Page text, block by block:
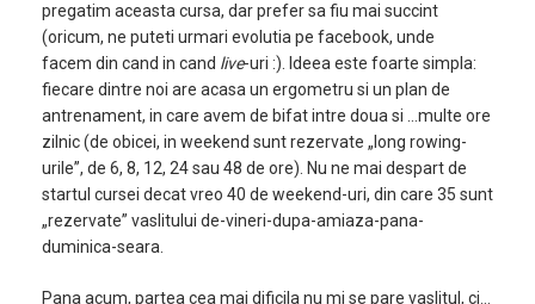
pregatim aceasta cursa, dar prefer sa fiu mai succint
(oricum, ne puteti urmari evolutia pe facebook, unde
facem din cand in cand live-uri :). Ideea este foarte simpla:
fiecare dintre noi are acasa un ergometru si un plan de
antrenament, in care avem de bifat intre doua si …multe ore
zilnic (de obicei, in weekend sunt rezervate „long rowing-
urile”, de 6, 8, 12, 24 sau 48 de ore). Nu ne mai despart de
startul cursei decat vreo 40 de weekend-uri, din care 35 sunt
„rezervate” vaslitului de-vineri-dupa-amiaza-pana-
duminica-seara.
Pana acum, partea cea mai dificila nu mi se pare vaslitul, ci…